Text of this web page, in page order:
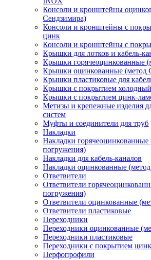
Консоли и кронштейны
Сендзимира)
Консоли и кронштейны с
цинк
Консоли и кронштейны с
Крышки для лотков и кабель-
Крышки горячеоцинкованные
Крышки оцинкованные (метод
Крышки пластиковые для
Крышки с покрытием
Крышки с покрытием цинк-
Метизы и крепежные изделия
систем
Муфты и соединители для труб
Накладки
Накладки горячеоцинкованные
погружения)
Накладки для кабель-каналов
Накладки оцинкованные
Ответвители
Ответвители
погружения)
Ответвители оцинкованные
Ответвители пластиковые
Переходники
Переходники оцинкованные
Переходники пластиковые
Переходники с покрытием
Перфопрофили